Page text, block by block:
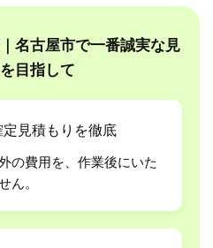
名古屋市で一番誠実な見
目指して
見積もりを徹底
の費用を、作業後にいた
ん。